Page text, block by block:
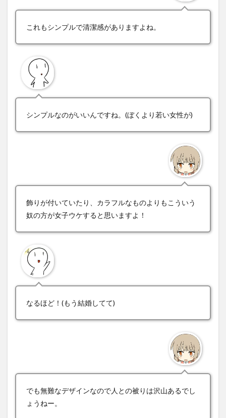
これもシンプルで清潔感がありますよね。
シンプルなのがいいんですね。(ぼくより若い女性が)
飾りが付いていたり、カラフルなものよりもこういう
奴の方が女子ウケすると思いますよ！
なるほど！(もう結婚してて)
でも無難なデザインなので人との被りは沢山あるでし
ょうねー。